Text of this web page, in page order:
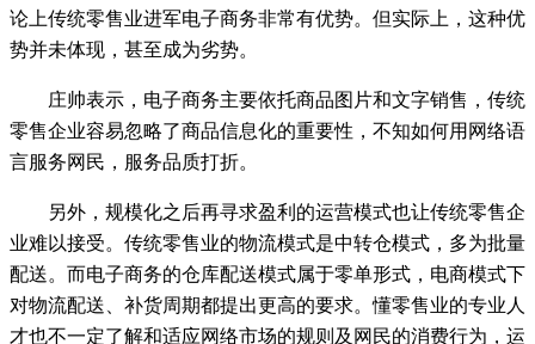
论上传统零售业进军电子商务非常有优势。但实际上，这种优
势并未体现，甚至成为劣势。
庄帅表示，电子商务主要依托商品图片和文字销售，传统
零售企业容易忽略了商品信息化的重要性，不知如何用网络语
言服务网民，服务品质打折。
另外，规模化之后再寻求盈利的运营模式也让传统零售企
业难以接受。传统零售业的物流模式是中转仓模式，多为批量
配送。而电子商务的仓库配送模式属于零单形式，电商模式下
对物流配送、补货周期都提出更高的要求。懂零售业的专业人
才也不一定了解和适应网络市场的规则及网民的消费行为，运